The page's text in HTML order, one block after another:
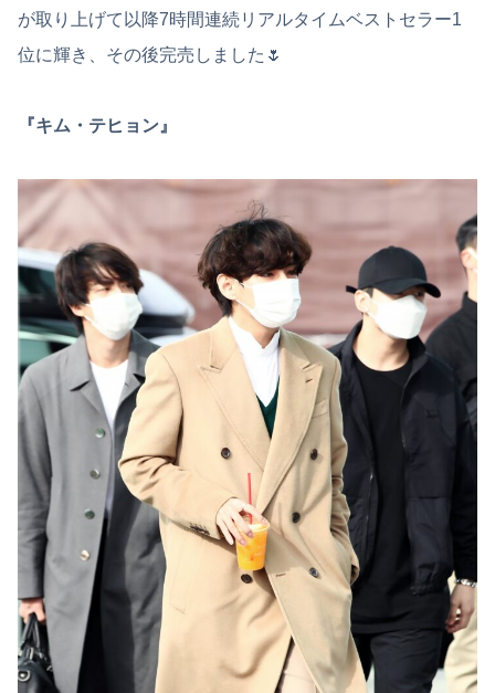
が取り上げて以降7時間連続リアルタイムベストセラー1
位に輝き、その後完売しました🌷
『キム・テヒョン』